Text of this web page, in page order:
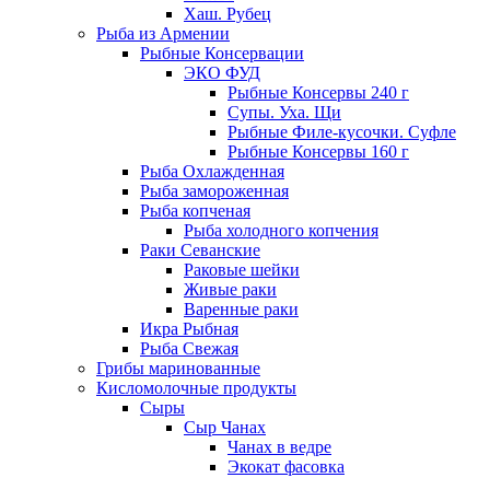
Хаш. Рубец
Рыба из Армении
Рыбные Консервации
ЭКО ФУД
Рыбные Консервы 240 г
Супы. Уха. Щи
Рыбные Филе-кусочки. Суфле
Рыбные Консервы 160 г
Рыба Охлажденная
Рыба замороженная
Рыба копченая
Рыба холодного копчения
Раки Севанские
Раковые шейки
Живые раки
Варенные раки
Икра Рыбная
Рыба Свежая
Грибы маринованные
Кисломолочные продукты
Сыры
Сыр Чанах
Чанах в ведре
Экокат фасовка